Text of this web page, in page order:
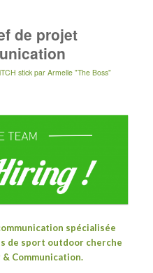
de projet
stick par Armelle "The Boss"
spécialisée
de sport outdoor cherche
Communication.